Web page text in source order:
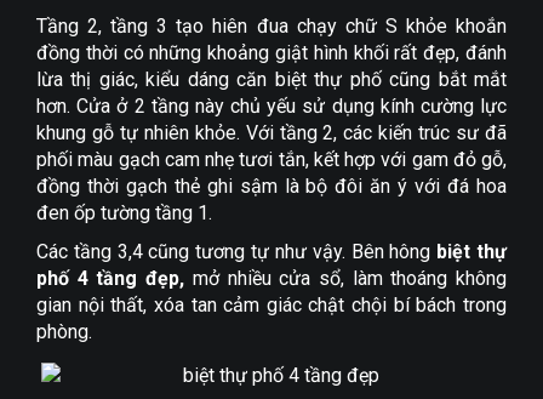
Tầng 2, tầng 3 tạo hiên đua chạy chữ S khỏe khoắn
đồng thời có những khoảng giật hình khối rất đẹp, đánh
lừa thị giác, kiểu dáng căn biệt thự phố cũng bắt mắt
hơn. Cửa ở 2 tầng này chủ yếu sử dụng kính cường lực
khung gỗ tự nhiên khỏe. Với tầng 2, các kiến trúc sư đã
phối màu gạch cam nhẹ tươi tắn, kết hợp với gam đỏ gỗ,
đồng thời gạch thẻ ghi sậm là bộ đôi ăn ý với đá hoa
đen ốp tường tầng 1.
Các tầng 3,4 cũng tương tự như vậy. Bên hông biệt thự
phố 4 tầng đẹp, mở nhiều cửa sổ, làm thoáng không
gian nội thất, xóa tan cảm giác chật chội bí bách trong
phòng.